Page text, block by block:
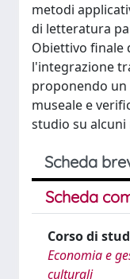
metodi
di letteratura
Obiettivo finale
l'integrazione
proponendo
museale e
studio su alcuni
Scheda
Scheda
Corso di
Economia e
culturali